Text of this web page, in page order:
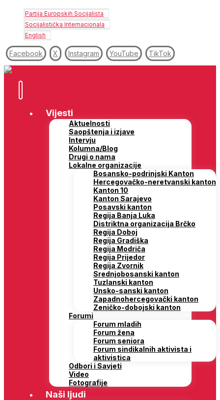
Partija Europskih Socijalista
Socijalistička Internacionala
English
Facebook X Instagram YouTube TikTok
Vijesti
Aktuelnosti
Saopštenja i izjave
Intervju
Kolumna/Blog
Drugi o nama
Lokalne organizacije
Bosansko-podrinjski Kanton
Hercegovačko-neretvanski kanton
Kanton 10
Kanton Sarajevo
Posavski kanton
Regija Banja Luka
Distriktna organizacija Brčko
Regija Doboj
Regija Gradiška
Regija Modriča
Regija Prijedor
Regija Zvornik
Srednjobosanski kanton
Tuzlanski kanton
Unsko-sanski kanton
Zapadnohercegovački kanton
Zeničko-dobojski kanton
Forumi
Forum mladih
Forum žena
Forum seniora
Forum sindikalnih aktivista i
aktivistica
Odbori i Savjeti
Video
Fotografije
Naši ljudi